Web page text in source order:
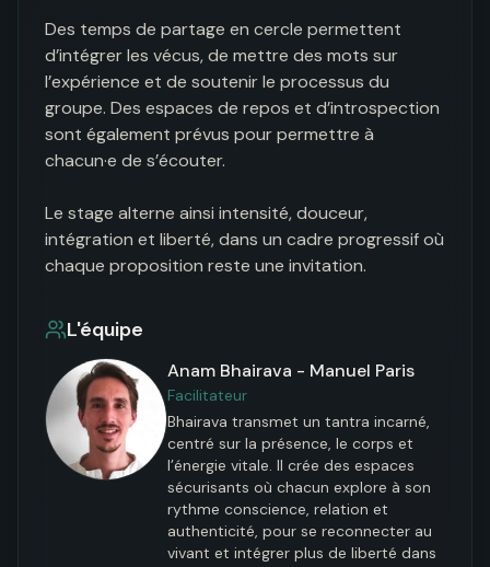
Des temps de partage en cercle permettent
d’intégrer les vécus, de mettre des mots sur
l’expérience et de soutenir le processus du
groupe. Des espaces de repos et d’introspection
sont également prévus pour permettre à
chacun·e de s’écouter.
Le stage alterne ainsi intensité, douceur,
intégration et liberté, dans un cadre progressif où
chaque proposition reste une invitation.
L'équipe
Anam Bhairava - Manuel Paris
Facilitateur
Bhairava transmet un tantra incarné,
centré sur la présence, le corps et
l’énergie vitale. Il crée des espaces
sécurisants où chacun explore à son
rythme conscience, relation et
authenticité, pour se reconnecter au
vivant et intégrer plus de liberté dans